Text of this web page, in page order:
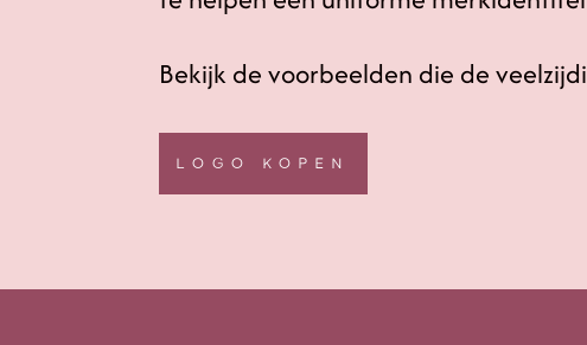
Bekijk de voorbeelden die de
LOGO KOPEN